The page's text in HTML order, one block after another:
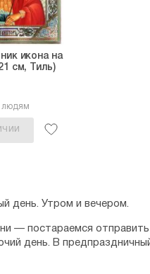
икона на
см, Тиль)
людям
день. Утром и вечером.
— постараемся
день. В